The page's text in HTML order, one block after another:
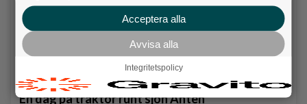
En dag på traktor runt sjön Anten
Acceptera alla
Avvisa alla
Integritetspolicy